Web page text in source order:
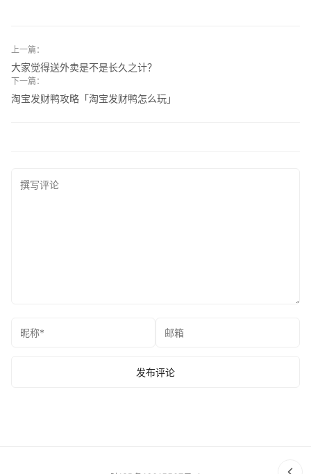
上一篇：
大家觉得送外卖是不是长久之计？
下一篇：
淘宝发财鸭攻略「淘宝发财鸭怎么玩」